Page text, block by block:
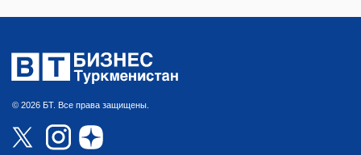
© 2026 БТ. Все права защищены.